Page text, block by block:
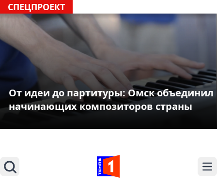
СПЕЦПРОЕКТ
От идеи до партитуры: Омск объединил
начинающих композиторов страны
Поиск